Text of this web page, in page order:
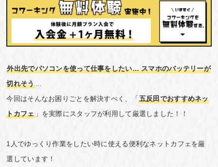
外出先でパソコンを使って仕事をしたい… スマホのバッテリーが
切れそう…
今回はそんなお困りごとを解決すべく、「五反田でおすすめネッ
トカフェ」を実際にスタッフが利用して厳選しました！！
1人でゆっくり作業をしたい時に使える便利なネットカフェを厳
選しています！